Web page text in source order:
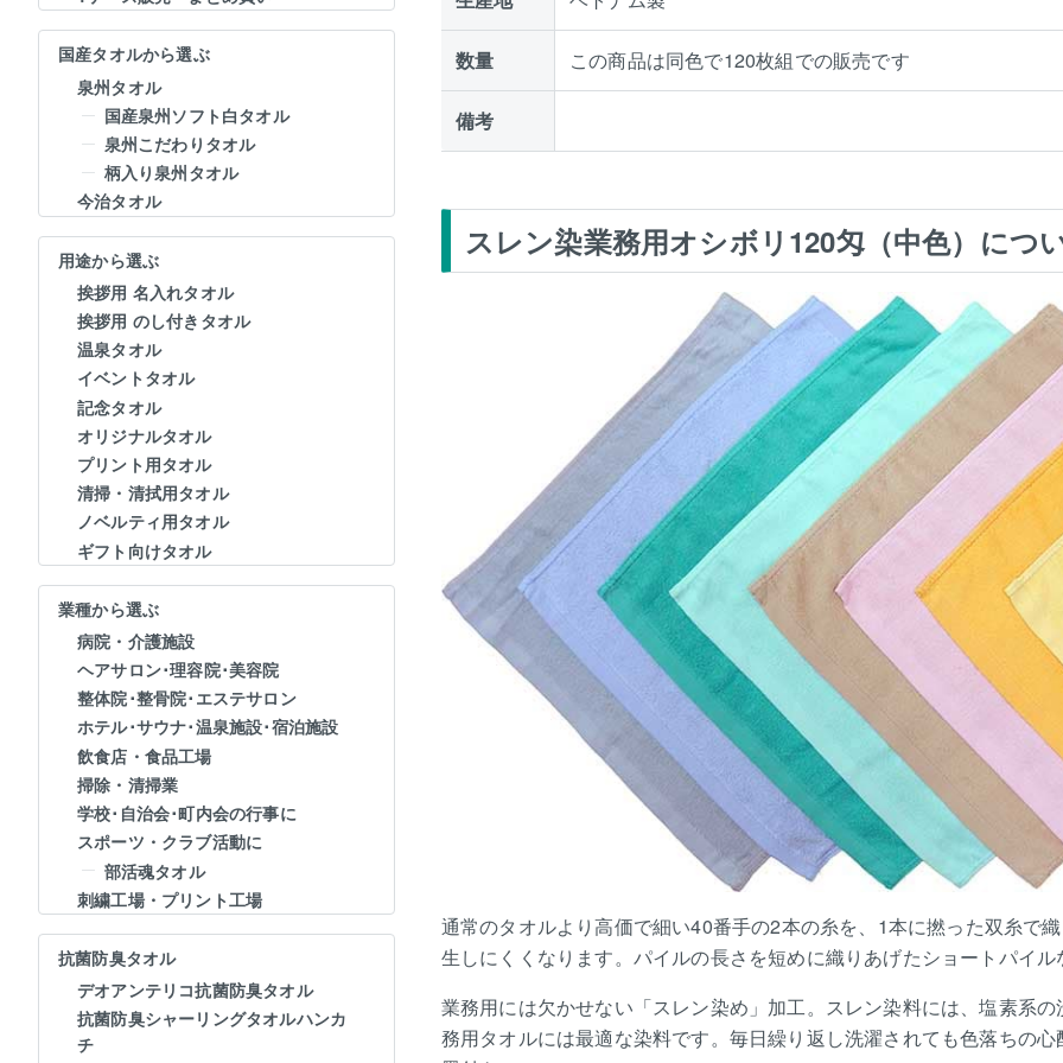
国産タオルから選ぶ
泉州タオル
国産泉州ソフト白タオル
泉州こだわりタオル
柄入り泉州タオル
今治タオル
用途から選ぶ
挨拶用 名入れタオル
挨拶用 のし付きタオル
温泉タオル
イベントタオル
記念タオル
オリジナルタオル
プリント用タオル
清掃・清拭用タオル
ノベルティ用タオル
ギフト向けタオル
業種から選ぶ
病院・介護施設
ヘアサロン･理容院･美容院
整体院･整骨院･エステサロン
ホテル･サウナ･温泉施設･宿泊施設
飲食店・食品工場
掃除・清掃業
学校･自治会･町内会の行事に
スポーツ・クラブ活動に
部活魂タオル
刺繍工場・プリント工場
抗菌防臭タオル
デオアンテリコ抗菌防臭タオル
抗菌防臭シャーリングタオルハンカ
チ
数量 この商品は同色で120枚組での販売です
備考
スレン染業務用オシボリ120匁（中色）につ
通常のタオルより高価で細い40番手の2本の糸を、1本に撚った双糸で
生しにくくなります。パイルの長さを短めに織りあげたショートパイ
業務用には欠かせない「スレン染め」加工。スレン染料には、塩素系
務用タオルには最適な染料です。毎日繰り返し洗濯されても色落ちの